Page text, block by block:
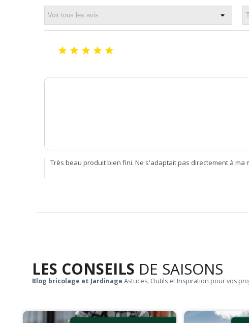
    
Très beau produit bien fini. Ne s'adaptait pas directement à ma
LES CONSEILS DE SAISONS
Blog bricolage et Jardinage Astuces, Outils et Inspiration pour vos